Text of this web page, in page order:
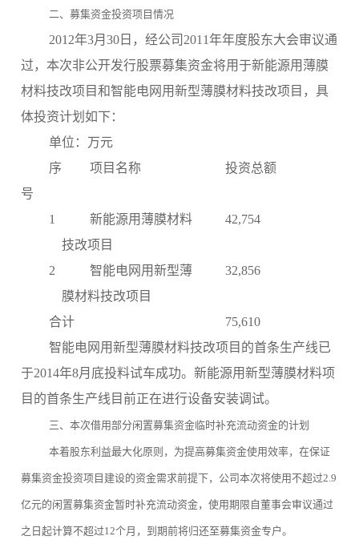
二、募集资金投资项目情况
2012年3月30日，经公司2011年年度股东大会审议通
过，本次非公开发行股票募集资金将用于新能源用薄膜
材料技改项目和智能电网用新型薄膜材料技改项目，具
体投资计划如下：
单位：万元
序
号
项目名称 投资总额
1
新能源用薄膜材料
技改项目
42,754
2
智能电网用新型薄
膜材料技改项目
32,856
合计
75,610
智能电网用新型薄膜材料技改项目的首条生产线已
于2014年8月底投料试车成功。新能源用新型薄膜材料项
目的首条生产线目前正在进行设备安装调试。
三、本次借用部分闲置募集资金临时补充流动资金的计划
本着股东利益最大化原则，为提高募集资金使用效率，在保证
募集资金投资项目建设的资金需求前提下，公司本次将使用不超过2.9
亿元的闲置募集资金暂时补充流动资金，使用期限自董事会审议通过
之日起计算不超过12个月，到期前将归还至募集资金专户。